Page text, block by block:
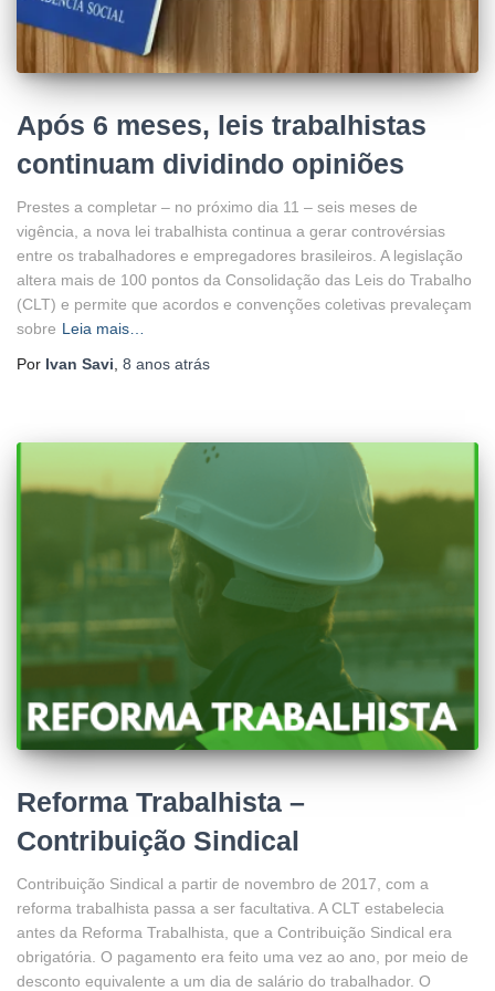
Após 6 meses, leis trabalhistas
continuam dividindo opiniões
Prestes a completar – no próximo dia 11 – seis meses de
vigência, a nova lei trabalhista continua a gerar controvérsias
entre os trabalhadores e empregadores brasileiros. A legislação
altera mais de 100 pontos da Consolidação das Leis do Trabalho
(CLT) e permite que acordos e convenções coletivas prevaleçam
sobre Leia mais…
Por Ivan Savi 8 anos atrás
Reforma Trabalhista –
Contribuição Sindical
Contribuição Sindical a partir de novembro de 2017, com a
reforma trabalhista passa a ser facultativa. A CLT estabelecia
antes da Reforma Trabalhista, que a Contribuição Sindical era
obrigatória. O pagamento era feito uma vez ao ano, por meio de
desconto equivalente a um dia de salário do trabalhador. O